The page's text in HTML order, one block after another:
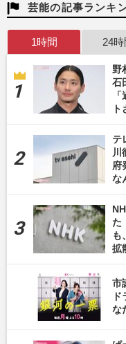
芸能の記事ランキ
1時間 24時
野
石
テ
川
府
な
た
も
拡
市
な